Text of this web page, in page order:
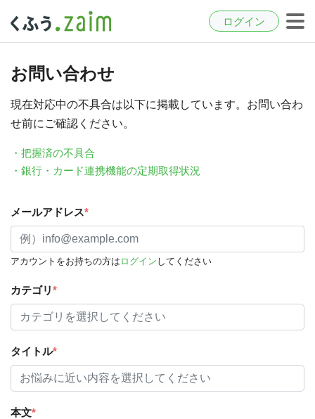
ログイン
お問い合わせ
現在対応中の不具合は以下に掲載しています。お問い合わ
せ前にご確認ください。
・把握済の不具合
・銀行・カード連携機能の定期取得状況
メールアドレス*
アカウントをお持ちの方は ログイン してください
カテゴリ*
タイトル*
本文*